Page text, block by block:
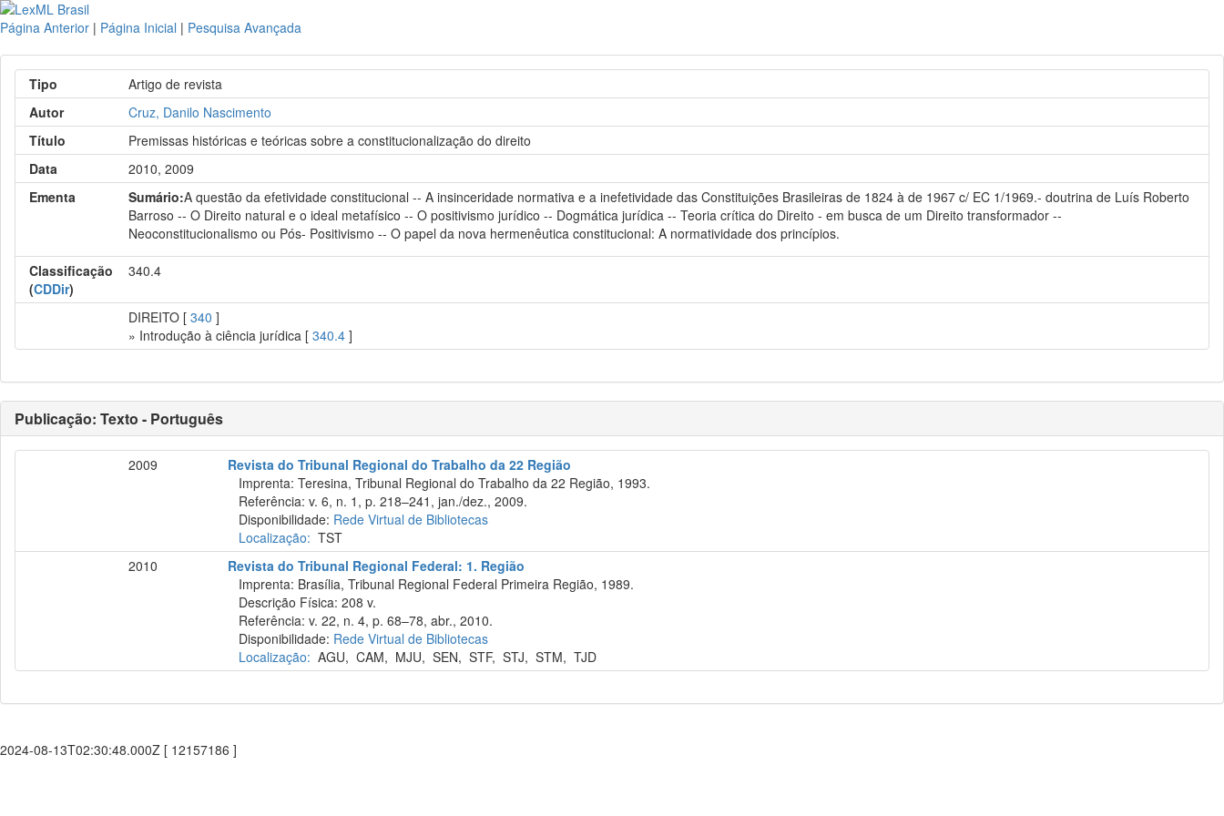
Página Anterior | Página Inicial | Pesquisa Avançada
Tipo
Artigo de revista
Autor
Cruz, Danilo Nascimento
Título
Premissas históricas e teóricas sobre a constitucionalização do direito
Data
2010, 2009
Ementa
Sumário:A questão da efetividade constitucional -- A insinceridade normativa e a inefetividade das Constituições Brasileiras de 1824 à de 1967 c/ EC 1/1969.- doutrina de Luís Roberto
Barroso -- O Direito natural e o ideal metafísico -- O positivismo jurídico -- Dogmática jurídica -- Teoria crítica do Direito - em busca de um Direito transformador --
Neoconstitucionalismo ou Pós- Positivismo -- O papel da nova hermenêutica constitucional: A normatividade dos princípios.
Classificação
(CDDir)
340.4
DIREITO [340 ]
» Introdução à ciência jurídica [340.4 ]
Publicação: Texto - Português
2009
Revista do Tribunal Regional do Trabalho da 22 Região
Imprenta: Teresina, Tribunal Regional do Trabalho da 22 Região, 1993.
Referência: v. 6, n. 1, p. 218–241, jan./dez., 2009.
Disponibilidade: Rede Virtual de Bibliotecas
Localização: TST
2010
Revista do Tribunal Regional Federal: 1. Região
Imprenta: Brasília, Tribunal Regional Federal Primeira Região, 1989.
Descrição Física: 208 v.
Referência: v. 22, n. 4, p. 68–78, abr., 2010.
Disponibilidade: Rede Virtual de Bibliotecas
Localização: AGU,CAM, MJU,SEN,STF,STJ,STM,TJD
2024-08-13T02:30:48.000Z [ 12157186 ]